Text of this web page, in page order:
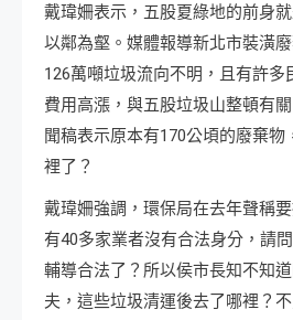
戴瑋姍表示，五股夏綠地的前身
以鄰為壑。媒體報導新北市裝潢
126萬噸垃圾流向不明，且有許多
費用高漲，與五股垃圾山整頓有
聞稿表示原本有170公頃的廢棄物
裡了？
戴瑋姍強調，環保局在去年聲稱
有40多家業者沒有合法身分，請
輔導合法了？所以侯市長知不知
夫，這些垃圾清運後去了哪裡？